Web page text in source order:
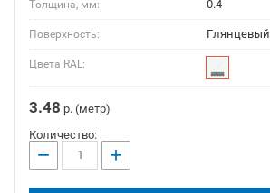
Толщина, мм: 0.4
Поверхность: Глянцевый
Цвета RAL:
3.48 р. (метр)
Количество:
− +